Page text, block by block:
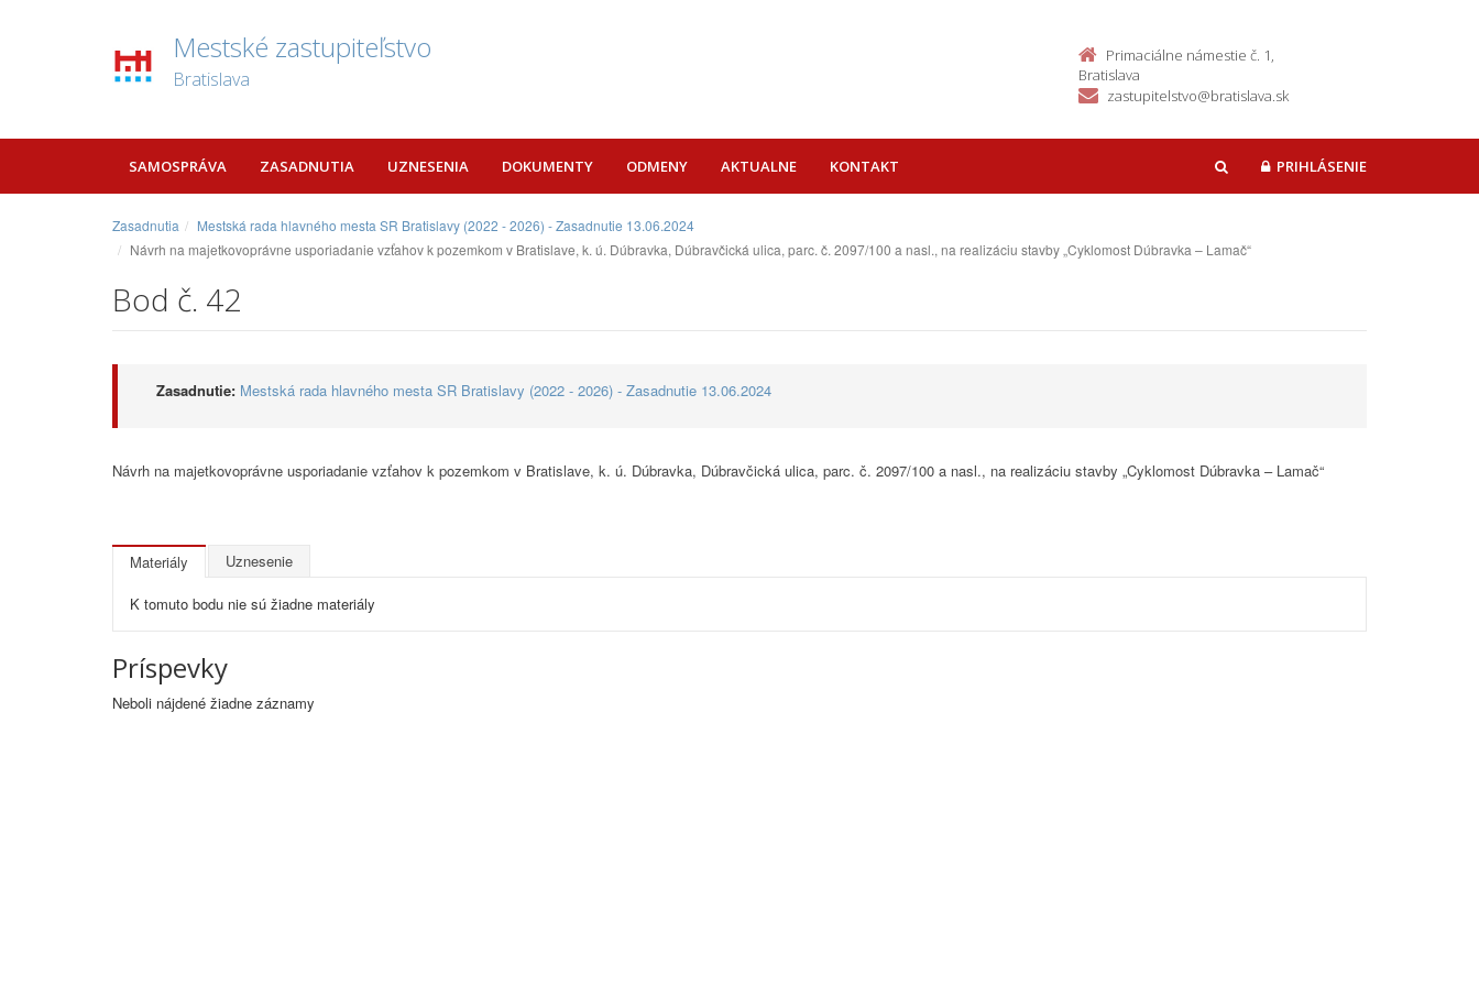
Mestské zastupiteľstvo
Bratislava
Primaciálne námestie č. 1,
Bratislava
zastupitelstvo@bratislava.sk
SAMOSPRÁVA ZASADNUTIA UZNESENIA DOKUMENTY ODMENY AKTUALNE KONTAKT HĽADAŤPRIHLÁSENIE
Zasadnutia
Mestská rada hlavného mesta SR Bratislavy (2022 - 2026) - Zasadnutie 13.06.2024
Návrh na majetkovoprávne usporiadanie vzťahov k pozemkom v Bratislave, k. ú. Dúbravka, Dúbravčická ulica, parc. č. 2097/100 a nasl., na realizáciu stavby „Cyklomost Dúbravka – Lamač“
Bod č. 42
Zasadnutie: Mestská rada hlavného mesta SR Bratislavy (2022 - 2026) - Zasadnutie 13.06.2024
Návrh na majetkovoprávne usporiadanie vzťahov k pozemkom v Bratislave, k. ú. Dúbravka, Dúbravčická ulica, parc. č. 2097/100 a nasl., na realizáciu stavby „Cyklomost Dúbravka – Lamač“
Materiály Uznesenie
K tomuto bodu nie sú žiadne materiály
Príspevky
Neboli nájdené žiadne záznamy